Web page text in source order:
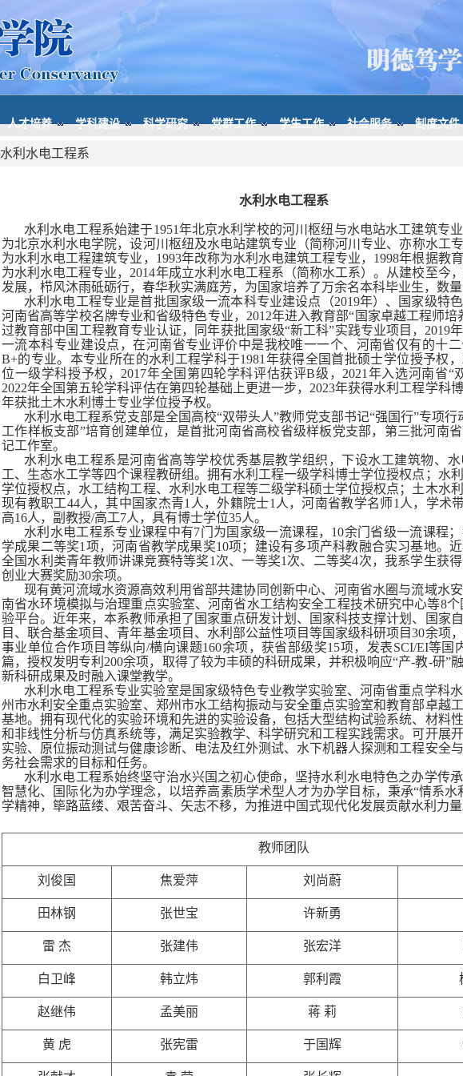
人才培养 学科建设 科学研究 党群工作 学生工作 社会服务 制度文件
水利水电工程系
水利水电工程系
水利水电工程系始建于1951年北京水利学校的河川枢纽与水电站水工建筑专
为北京水利水电学院，设河川枢纽及水电站建筑专业（简称河川专业、亦称水工
为水利水电工程建筑专业，1993年改称为水利水电建筑工程专业，1998年根据教
为水利水电工程专业，2014年成立水利水电工程系（简称水工系）。从建校至今
发展，栉风沐雨砥砺行，春华秋实满庭芳，为国家培养了万余名本科毕业生，数量
水利水电工程专业是首批国家级一流本科专业建设点（2019年）、国家级特色
河南省高等学校名牌专业和省级特色专业，2012年进入教育部“国家卓越工程师培
过教育部中国工程教育专业认证，同年获批国家级“新工科”实践专业项目，2019
一流本科专业建设点，在河南省专业评价中是我校唯一一个、河南省仅有的十
B+的专业。本专业所在的水利工程学科于1981年获得全国首批硕士学位授予权
位一级学科授予权，2017年全国第四轮学科评估获评B级，2021年入选河南省“
2022年全国第五轮学科评估在第四轮基础上更进一步，2023年获得水利工程学科
年获批土木水利博士专业学位授予权。
水利水电工程系党支部是全国高校“双带头人”教师党支部书记“强国行”专项行
工作样板支部”培育创建单位，是首批河南省高校省级样板党支部，第三批河南
记工作室。
水利水电工程系是河南省高等学校优秀基层教学组织，下设水工建筑物、
工、生态水工学等四个课程教研组。拥有水利工程一级学科博士学位授权点；水
学位授权点，水工结构工程、水利水电工程等二级学科硕士学位授权点；土木水利
现有教职工44人，其中国家杰青1人，外籍院士1人，河南省教学名师1人，学术
高16人，副教授/高工7人，具有博士学位35人。
水利水电工程系专业课程中有7门为国家级一流课程，10余门省级一流课程
学成果二等奖1项，河南省教学成果奖10项；建设有多项产科教融合实习基地。
全国水利类青年教师讲课竞赛特等奖1次、一等奖1次、二等奖4次，我系学生获
创业大赛奖励30余项。
现有黄河流域水资源高效利用省部共建协同创新中心、河南省水圈与流域水
南省水环境模拟与治理重点实验室、河南省水工结构安全工程技术研究中心等8
验平台。近年来，本系教师承担了国家重点研发计划、国家科技支撑计划、国家
目、联合基金项目、青年基金项目、水利部公益性项目等国家级科研项目30余项
事业单位合作项目等纵向/横向课题160余项，获省部级奖15项，发表SCI/EI等国
篇，授权发明专利200余项，取得了较为丰硕的科研成果，并积极响应“产-教-研”
新科研成果及时融入课堂教学。
水利水电工程系专业实验室是国家级特色专业教学实验室、河南省重点学科
州市水利安全重点实验室、郑州市水工结构振动与安全重点实验室和教育部卓越工
基地。拥有现代化的实验环境和先进的实验设备，包括大型结构试验系统、材料
和非线性分析与仿真系统等，满足实验教学、科学研究和工程实践需求。可开展
实验、原位振动测试与健康诊断、电法及红外测试、水下机器人探测和工程安全
务社会需求的目标和任务。
水利水电工程系始终坚守治水兴国之初心使命，坚持水利水电特色之办学传承
智慧化、国际化为办学理念，以培养高素质学术型人才为办学目标，秉承“情系水
学精神，筚路蓝缕、艰苦奋斗、矢志不移，为推进中国式现代化发展贡献水利力量
教师团队
刘俊国 焦爱萍 刘尚蔚
田林钢 张世宝 许新勇
雷 杰 张建伟 张宏洋
白卫峰 韩立炜 郭利霞
赵继伟 孟美丽 蒋 莉
黄 虎 张宪雷 于国辉